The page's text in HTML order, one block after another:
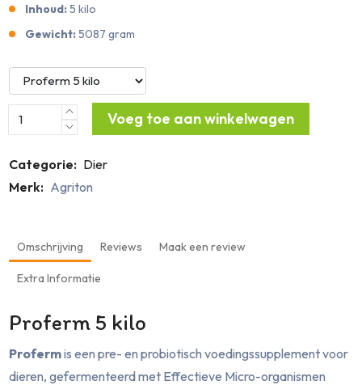
Inhoud: 5 kilo
Gewicht: 5087 gram
Voeg toe aan winkelwagen
Categorie: Dier
Merk: Agriton
Omschrijving Reviews Maak een review
Extra Informatie
Proferm 5 kilo
Profermis een pre- en probiotisch voedingssupplement voor
dieren, gefermenteerd met Effectieve Micro-organismen